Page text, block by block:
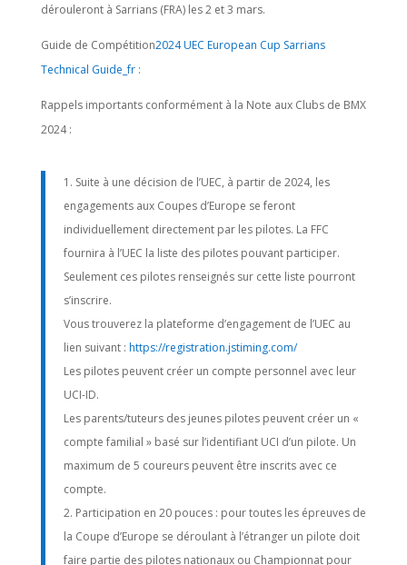
dérouleront à Sarrians (FRA) les 2 et 3 mars.
Guide de Compétition2024 UEC European Cup Sarrians
Technical Guide_fr:
Rappels importants conformément à la Note aux Clubs de BMX
2024 :
Suite à une décision de l’UEC, à partir de 2024, les
engagements aux Coupes d’Europe se feront
individuellement directement par les pilotes. La FFC
fournira à l’UEC la liste des pilotes pouvant participer.
Seulement ces pilotes renseignés sur cette liste pourront
s’inscrire.
Vous trouverez la plateforme d’engagement de l’UEC au
lien suivant : https://registration.jstiming.com/
Les pilotes peuvent créer un compte personnel avec leur
UCI-ID.
Les parents/tuteurs des jeunes pilotes peuvent créer un «
compte familial » basé sur l’identifiant UCI d’un pilote. Un
maximum de 5 coureurs peuvent être inscrits avec ce
compte.
Participation en 20 pouces : pour toutes les épreuves de
la Coupe d’Europe se déroulant à l’étranger un pilote doit
faire partie des pilotes nationaux ou Championnat pour